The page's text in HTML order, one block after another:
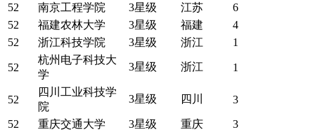
52
南京工程学院 3星级 江苏
6
52
福建农林大学 3星级 福建
4
52
浙江科技学院 3星级 浙江 1
52
杭州电子科技大
学
3星级 浙江 1
52
四川工业科技学
院
3星级 四川 3
52 重庆交通大学 3星级 重庆 3